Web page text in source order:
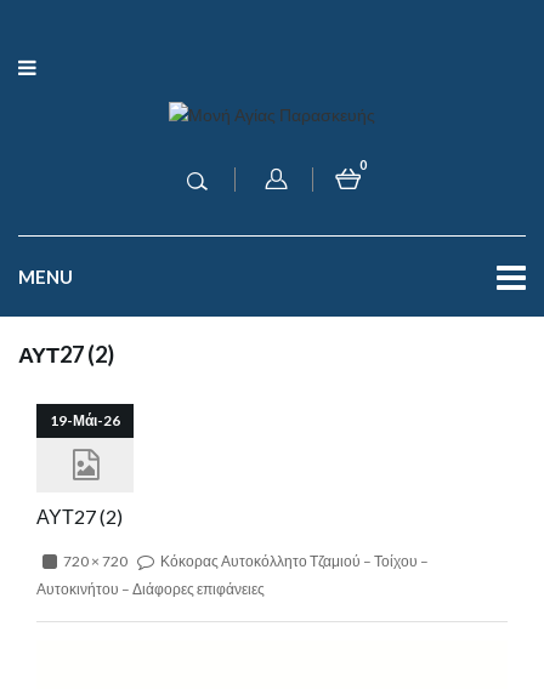
0
MENU
ΑΥΤ27 (2)
19-Μάι-26
ΑΥΤ27 (2)
720 × 720
Κόκορας Αυτοκόλλητο Τζαμιού – Τοίχου –
Αυτοκινήτου – Διάφορες επιφάνειες